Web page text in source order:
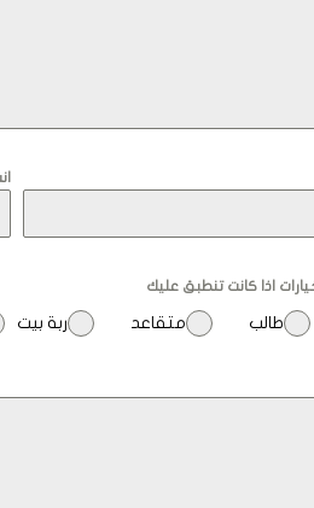
اذا كانت تنطبق عليك
طالب متقاعد ربة بيت